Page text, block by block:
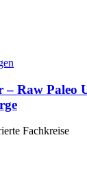
– Raw Paleo
Fachkreise